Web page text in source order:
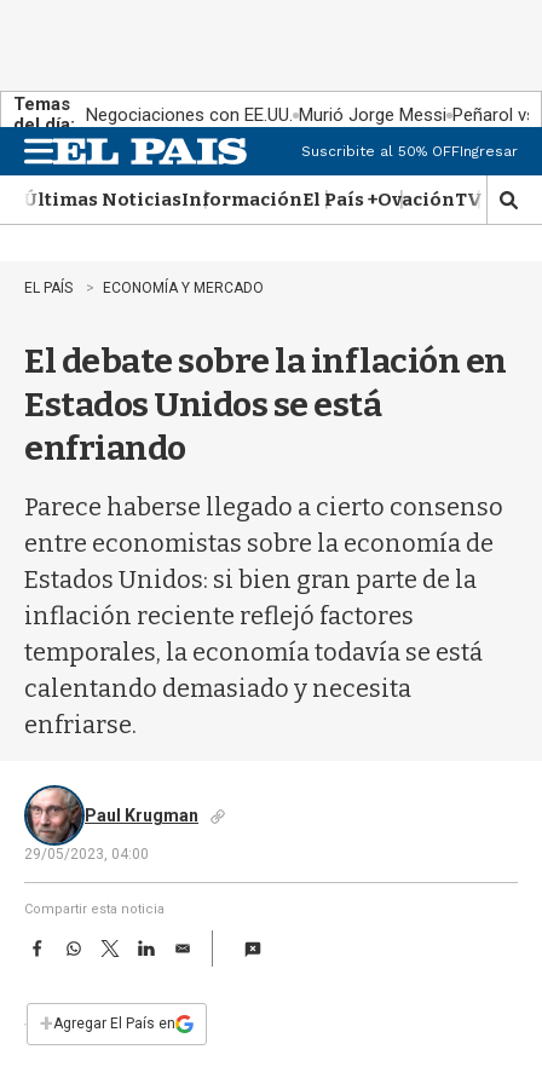
Temas
del día: Negociaciones con EE.UU. Murió Jorge Messi Peñarol
n
u
Suscribite al 50% OFFIngresar
Últimas NoticiasInformaciónEl País +OvaciónTV Show
M
o
EL PAÍS ECONOMÍA Y MERCADO
El debate sobre la inflación en
Estados Unidos se está
enfriando
Parece haberse llegado a cierto consenso
entre economistas sobre la economía de
Estados Unidos: si bien gran parte de la
inflación reciente reflejó factores
temporales, la economía todavía se está
calentando demasiado y necesita
enfriarse.
Paul Krugman
29/05/2023, 04:00
Compartir esta noticia
F
e
b
W
s
T
w
t
L
E
i
l
+Agregar El País en